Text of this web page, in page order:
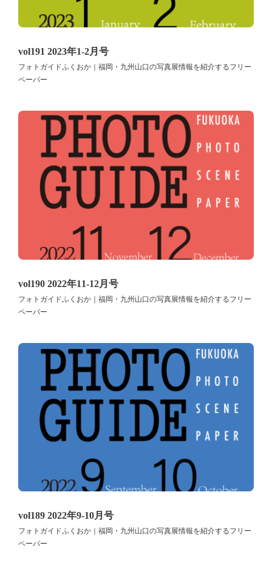
vol191 2023年1-2月号
フォトガイドふくおか｜福岡・九州山口の写真展情報を紹介するフリー
ペーパー
vol190 2022年11-12月号
フォトガイドふくおか｜福岡・九州山口の写真展情報を紹介するフリー
ペーパー
vol189 2022年9-10月号
フォトガイドふくおか｜福岡・九州山口の写真展情報を紹介するフリー
ペーパー